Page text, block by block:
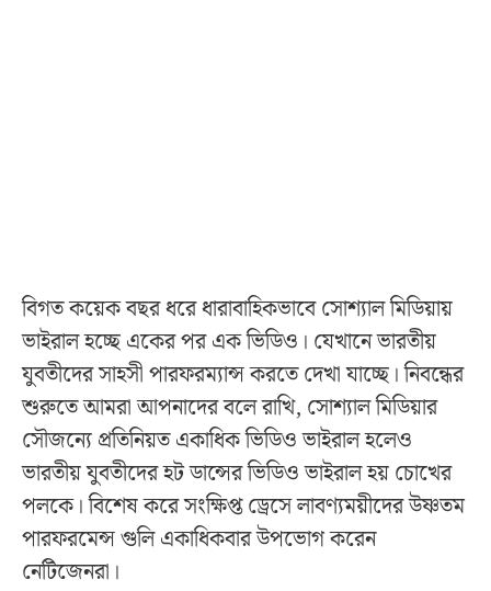
বিগত কয়েক বছর ধরে ধারাবাহিকভাবে সোশ্যাল মিডিয়ায়
ভাইরাল হচ্ছে একের পর এক ভিডিও। যেখানে ভারতীয়
যুবতীদের সাহসী পারফরম্যান্স করতে দেখা যাচ্ছে। নিবন্ধের
শুরুতে আমরা আপনাদের বলে রাখি, সোশ্যাল মিডিয়ার
সৌজন্যে প্রতিনিয়ত একাধিক ভিডিও ভাইরাল হলেও
ভারতীয় যুবতীদের হট ডান্সের ভিডিও ভাইরাল হয় চোখের
পলকে। বিশেষ করে সংক্ষিপ্ত ড্রেসে লাবণ্যময়ীদের উষ্ণতম
পারফরমেন্স গুলি একাধিকবার উপভোগ করেন
নেটিজেনরা।